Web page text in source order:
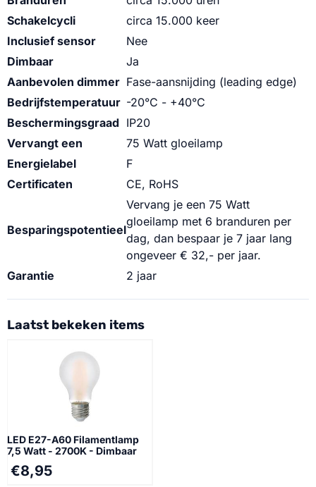
Schakelcycli
circa 15.000 keer
Inclusief sensor
Nee
Dimbaar
Ja
Aanbevolen dimmer Fase-aansnijding (leading edge)
Bedrijfstemperatuur -20°C - +40°C
Beschermingsgraad IP20
Vervangt een
75 Watt gloeilamp
Energielabel
F
Certificaten
CE, RoHS
Besparingspotentieel
Vervang je een 75 Watt
gloeilamp met 6 branduren per
dag, dan bespaar je 7 jaar lang
ongeveer € 32,- per jaar.
Garantie
2 jaar
Laatst bekeken items
LED E27-A60 Filamentlamp
7,5 Watt - 2700K - Dimbaar
€8,95